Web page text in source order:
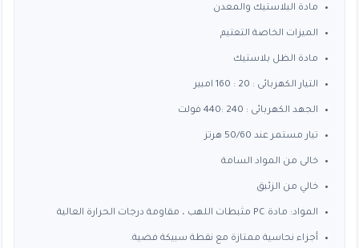
مادة البلاستيك والمعدن
الميزات الخاصة التعتيم
مادة الظل بلاستيك
التيار الكهربائى : 20 : 160 امبير
الجهد الكهربائى : 240 :440 فولت
تيار مستمر عند 50/60 هرتز
خالى من المواد السامة
خالي من الزئبق
المواد: مادة PC مثبطات اللهب ، مقاومة درجات الحرارة العالية
أجزاء نحاسية ممتازة مع نقطة سبيكة فضية.